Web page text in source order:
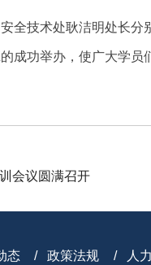
全技术处耿洁明处长
成功举办，使广大学
会议圆满召开
态 政策法规 人